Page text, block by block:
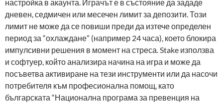
настройка в акаунта. Играчът е в състояние да зададе
дневен, седмичен или месечен лимит за депозити. Този
лимит не може да се повиши преди да изтече определен
период за “охлаждане” (например 24 часа), което блокира
импулсивни решения в момент на стреса. Stake използва
и софтуер, който анализира начина на игра и може да
посъветва активиране на тези инструменти или да насочи
потребителя към професионална помощ, като
българската “Национална програма за превенция на